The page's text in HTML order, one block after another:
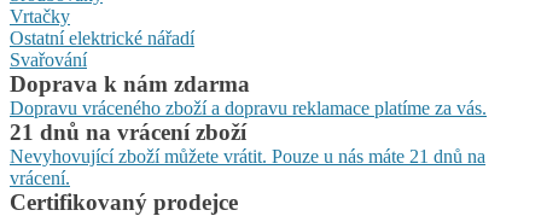
Vrtačky
Ostatní elektrické nářadí
Svařování
Doprava k nám zdarma
Dopravu vráceného zboží a dopravu reklamace platíme za vás.
21 dnů na vrácení zboží
Nevyhovující zboží můžete vrátit. Pouze u nás máte 21 dnů na
vrácení.
Certifikovaný prodejce